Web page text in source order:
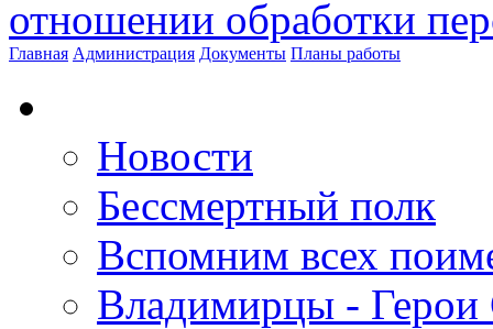
отношении обработки
Главная Администрация Документы Планы работы
Новости
Бессмертный полк
Вспомним всех
Владимирцы - Герои